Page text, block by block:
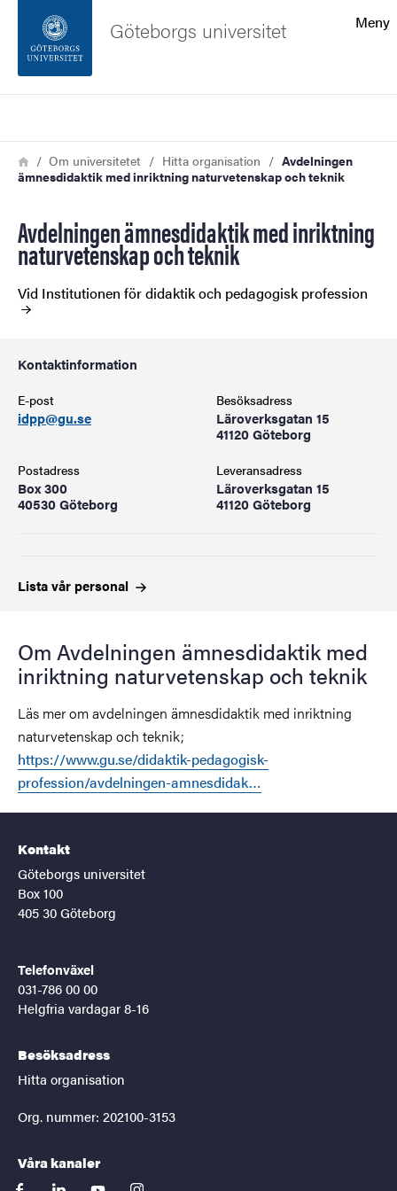
Sidfoten
Om webbplatsen
Meny
Göteborgs universitet
Länkstig
HemOm universitetet Hitta organisation
Avdelningen
ämnesdidaktik med inriktning naturvetenskap och teknik
Avdelningen ämnesdidaktik med inriktning
naturvetenskap och teknik
Vid Institutionen för didaktik och pedagogisk profession
Kontaktinformation
E-post
idpp@gu.se
Besöksadress
Läroverksgatan 15
41120 Göteborg
Postadress
Box 300
40530 Göteborg
Leveransadress
Läroverksgatan 15
41120 Göteborg
Lista vår personal
Om Avdelningen ämnesdidaktik med
inriktning naturvetenskap och teknik
Läs mer om avdelningen ämnesdidaktik med inriktning
naturvetenskap och teknik;
https://www.gu.se/didaktik-pedagogisk-
profession/avdelningen-amnesdidak…
Kontakt
Göteborgs universitet
Box 100
405 30 Göteborg
Telefonväxel
031-786 00 00
Helgfria vardagar 8-16
Besöksadress
Hitta organisation
Org. nummer: 202100-3153
Våra kanaler